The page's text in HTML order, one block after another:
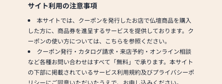
サイト利用の注意事項
本サイトでは、クーポンを発行したお店で仏壇商品を購入
した方に、商品券を進呈するサービスを提供しております。ク
ーポンの使い方については、こちらを参照ください。
クーポン発行・カタログ請求・来店予約・オンライン相談
など各種お問い合わせはすべて「無料」で承ります。本サイト
の下部に掲載されているサービス利用規約及びプライバシーポ